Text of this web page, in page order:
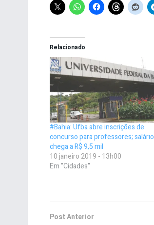
Relacionado
#Bahia: Ufba abre inscrições de
concurso para professores; salário
chega a R$ 9,5 mil
10 janeiro 2019 - 13h00
Em "Cidades"
Post Anterior